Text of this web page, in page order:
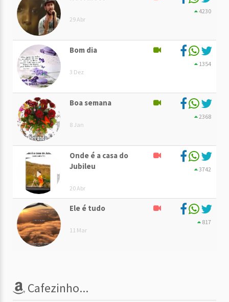
29 Abr
4230
Bom dia
3 Dez
1354
Boa semana
8 Jan
2368
Onde é a casa do
Jubileu
20 Abr
3742
Ele é tudo
11 Mar
817
Cafezinho...